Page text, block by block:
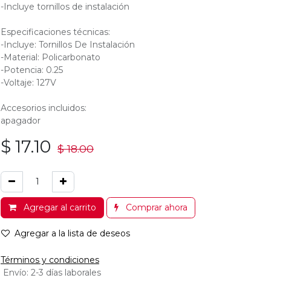
-Incluye tornillos de instalación
Especificaciones técnicas:
-Incluye: Tornillos De Instalación
-Material: Policarbonato
-Potencia: 0.25
-Voltaje: 127V
Accesorios incluidos:
apagador
$ 17.10 $18.00
Agregar al carrito Comprar ahora
Agregar a la lista de deseos
Términos y condiciones
Envío: 2-3 días laborales